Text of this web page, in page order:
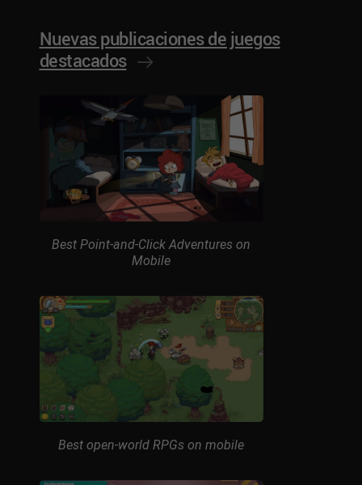
Nuevas publicaciones de juegos
destacados
Best Point-and-Click Adventures on
Mobile
Best open-world RPGs on mobile